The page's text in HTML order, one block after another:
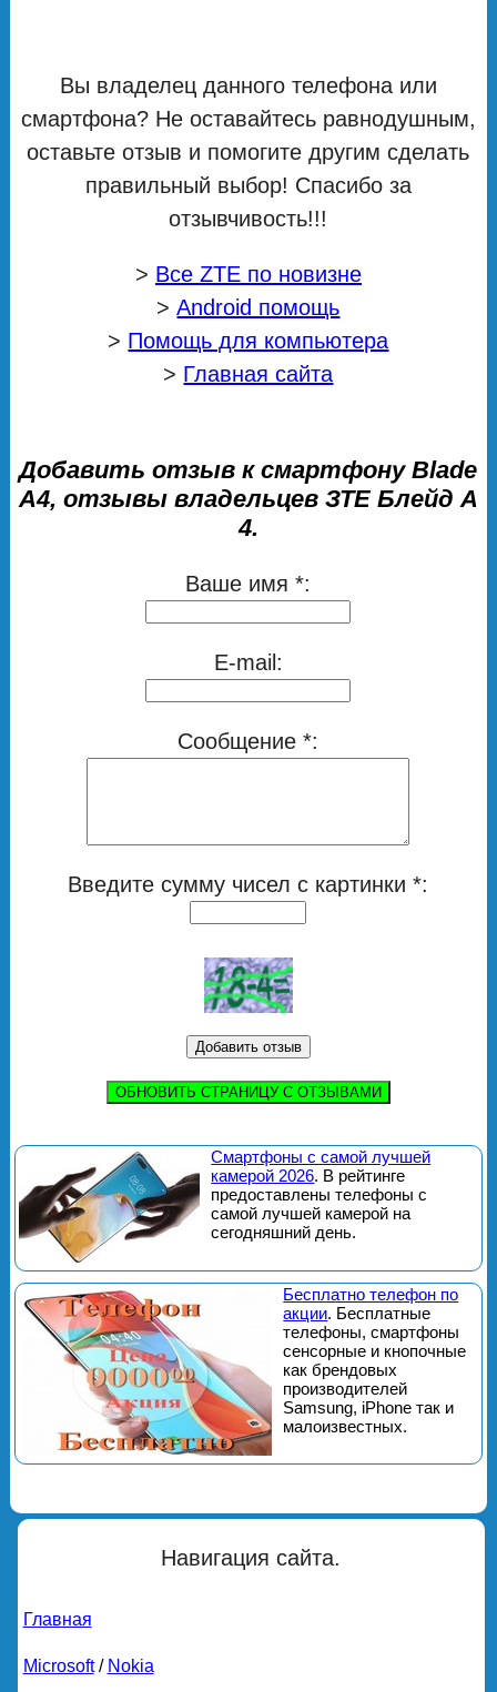
Вы владелец данного телефона или
смартфона? Не оставайтесь равнодушным,
оставьте отзыв и помогите другим сделать
правильный выбор! Спасибо за
отзывчивость!!!
> Все ZTE по новизне
>Android помощь
> Помощь для компьютера
> Главная сайта
Добавить отзыв к смартфону Blade
A4, отзывы владельцев ЗТЕ Блейд А
4.
Ваше имя *:
E-mail:
Сообщение *:
Введите сумму чисел с картинки *:
ОБНОВИТЬ СТРАНИЦУ С ОТЗЫВАМИ
Смартфоны с самой лучшей
камерой 2026. В рейтинге
предоставлены телефоны с
самой лучшей камерой на
сегодняшний день.
Бесплатно телефон по
акции. Бесплатные
телефоны, смартфоны
сенсорные и кнопочные
как брендовых
производителей
Samsung, iPhone так и
малоизвестных.
Навигация сайта.
Главная
Microsoft/ Nokia